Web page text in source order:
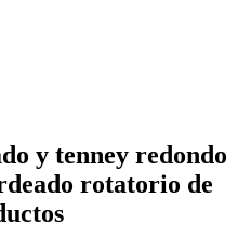
y tenney redondo
rotatorio de